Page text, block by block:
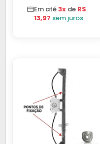
MM 4.5MTS
VERMELHA
Em até3x de R$
13,97 sem juros